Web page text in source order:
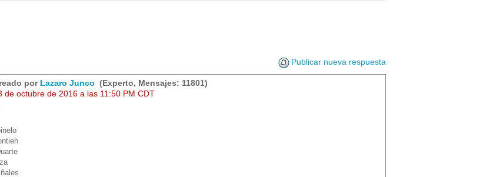
Publicar nueva respuesta
por Lazaro Junco (Experto, Mensajes: 11801)
de octubre de 2016 a las 11:50 PM CDT